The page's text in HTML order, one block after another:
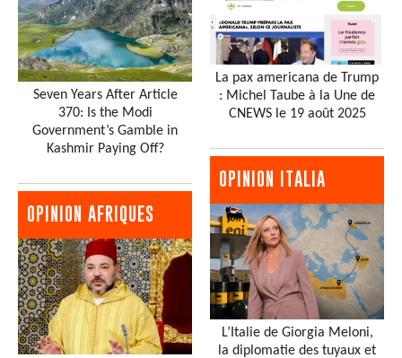
Seven Years After Article
370: Is the Modi
Government’s Gamble in
Kashmir Paying Off?
OPINION AFRIQUES
La pax americana de Trump
: Michel Taube à la Une de
CNEWS le 19 août 2025
OPINION ITALIA
L’Italie de Giorgia Meloni,
la diplomatie des tuyaux et